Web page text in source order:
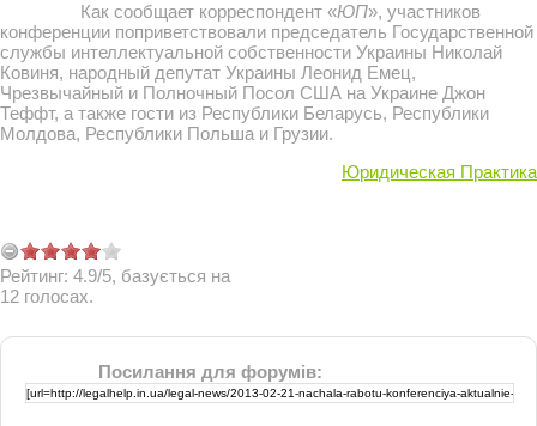
Как сообщает корреспондент «ЮП», участников
конференции поприветствовали председатель Государственной
службы интеллектуальной собственности Украины Николай
Ковиня, народный депутат Украины Леонид Емец,
Чрезвычайный и Полночный Посол США на Украине Джон
Теффт, а также гости из Республики Беларусь, Республики
Молдова, Республики Польша и Грузии.
Юридическая Практика
Рейтинг: 4.9/5, базується на
12 голосах.
Посилання для форумів: